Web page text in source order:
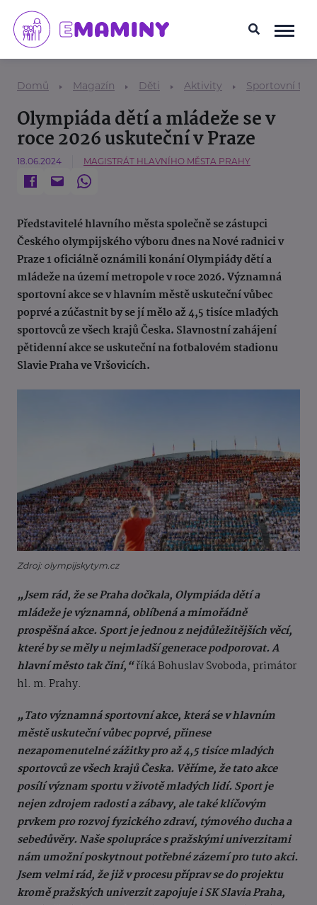
Domů Magazín Děti Aktivity Sportovní
Olympiáda dětí a mládeže se v
roce 2026 uskuteční v Praze
18.06.2024 MAGISTRÁT HLAVNÍHO MĚSTA PRAHY
Představitelé hlavního města společně se zástupci
Českého olympijského výboru dnes na Nové radnici v
Praze 1 oficiálně oznámili konání Olympiády dětí a
mládeže na území metropole v roce 2026. Významná
sportovní akce se v hlavním městě uskuteční vůbec
poprvé a zúčastnit by se jí mělo až 4,5 tisíce mladých
sportovců ze všech krajů Česka. Slavnostní zahájení
pětidenní akce se uskuteční na fotbalovém stadionu
Slavie Praha ve Vršovicích.
Zdroj: olympijskytym.cz
„Jsem rád, že se Praha dočkala, Olympiáda dětí a
mládeže je významná, oblíbená a mimořádně
prospěšná akce. Sport je jednou z nejdůležitějších věcí,
které by se měly u nejmladší generace podporovat. A
hlavní město tak činí,“říká Bohuslav Svoboda, primátor
hl. m. Prahy.
„Tato významná sportovní akce, která se v hlavním
městě uskuteční vůbec poprvé, přinese
nezapomenutelné zážitky pro až 4,5 tisíce mladých
sportovců ze všech krajů Česka. Věříme, že tato akce
posílí význam sportu v životě mladých lidí. Sport je
nejen zdrojem radosti a zábavy, ale také klíčovým
prvkem pro rozvoj fyzického zdraví, týmového ducha a
sebedůvěry. Naše spolupráce s pražskými univerzitami
nám umožní poskytnout potřebné zázemí pro tuto akci.
Jsem velmi rád, že již v procesu příprav se do projektu
kromě pražských univerzit zapojuje i SK Slavia Praha,